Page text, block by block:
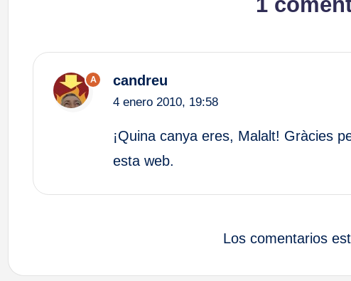
A candreu
4 enero 2010, 19:58
¡Quina canya eres, Malalt! Gràcies
esta web.
Los comentarios